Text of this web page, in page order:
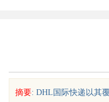
摘要: DHL国际快递以其